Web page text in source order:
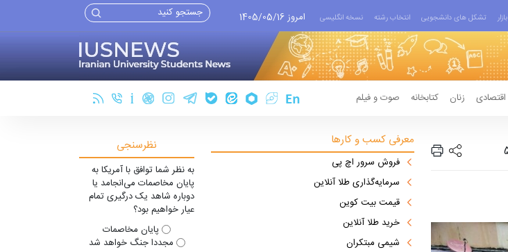
بازار تشکل های دانشجویی انتخاب رشته نسخه انگلیسی امروز 1405/05/16
اقتصادی زنان کتابخانه صوت و فیلم
معرفی کسب و کارها
فروش سرور اچ پی
سرمایه‌گذاری طلا آنلاین
قیمت بیت کوین
خرید طلا آنلاین
شیمی مبتکران
نظرسنجی
به نظر شما توافق با آمریکا به
پایان مخاصمات می‌انجامد یا
دوباره شاهد یک درگیری تمام
عیار خواهیم بود؟
پایان مخاصمات
مجددا جنگ خواهد شد